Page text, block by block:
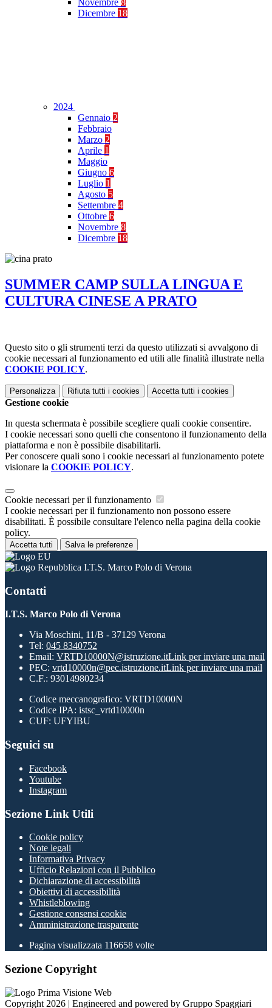
Novembre 8
Dicembre 18
2024
Gennaio 2
Febbraio
Marzo 2
Aprile 1
Maggio
Giugno 6
Luglio 1
Agosto 5
Settembre 4
Ottobre 6
Novembre 8
Dicembre 18
SUMMER CAMP SULLA LINGUA E
CULTURA CINESE A PRATO
Questo sito o gli strumenti terzi da questo utilizzati si avvalgono di
cookie necessari al funzionamento ed utili alle finalità illustrate nella
COOKIE POLICY.
Personalizza Rifiuta tutti i cookies Accetta tutti i cookies
Gestione cookie
In questa schermata è possibile scegliere quali cookie consentire.
I cookie necessari sono quelli che consentono il funzionamento della
piattaforma e non è possibile disabilitarli.
Per conoscere quali sono i cookie necessari al funzionamento potete
visionare la COOKIE POLICY.
Cookie necessari per il funzionamento
I cookie necessari per il funzionamento non possono essere
disabilitati. È possibile consultare l'elenco nella pagina della cookie
policy.
Accetta tutti Salva le preferenze
I.T.S. Marco Polo di Verona
Contatti
I.T.S. Marco Polo di Verona
Via Moschini, 11/B - 37129 Verona
Tel: 045 8340752
Email: VRTD10000N@istruzione.itLink per inviare una mail
PEC: vrtd10000n@pec.istruzione.itLink per inviare una mail
C.F.: 93014980234
Codice meccanografico: VRTD10000N
Codice IPA: istsc_vrtd10000n
CUF: UFYIBU
Seguici su
Facebook
Youtube
Instagram
Sezione Link Utili
Cookie policy
Note legali
Informativa Privacy
Ufficio Relazioni con il Pubblico
Dichiarazione di accessibilità
Obiettivi di accessibilità
Whistleblowing
Gestione consensi cookie
Amministrazione trasparente
Pagina visualizzata 116658 volte
Sezione Copyright
Copyright 2026 | Engineered and powered by Gruppo Spaggiari